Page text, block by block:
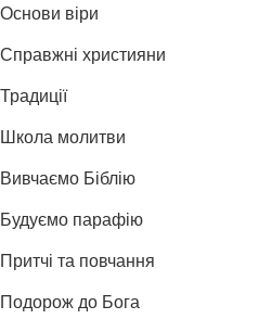
Основи віри
Справжні християни
Традиції
Школа молитви
Вивчаємо Біблію
Будуємо парафію
Притчі та повчання
Подорож до Бога